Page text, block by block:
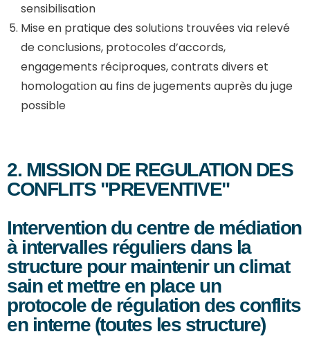
sensibilisation
Mise en pratique des solutions trouvées via relevé
de conclusions, protocoles d’accords,
engagements réciproques, contrats divers et
homologation au fins de jugements auprès du juge
possible
2. MISSION DE REGULATION DES
CONFLITS "PREVENTIVE"
Intervention du centre de médiation
à intervalles réguliers dans la
structure pour maintenir un climat
sain et mettre en place un
protocole de régulation des conflits
en interne (toutes les structure)